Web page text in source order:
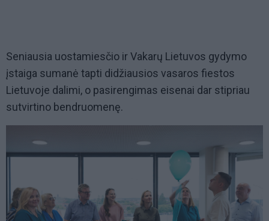
Seniausia uostamiesčio ir Vakarų Lietuvos gydymo
įstaiga sumanė tapti didžiausios vasaros fiestos
Lietuvoje dalimi, o pasirengimas eisenai dar stipriau
sutvirtino bendruomenę.